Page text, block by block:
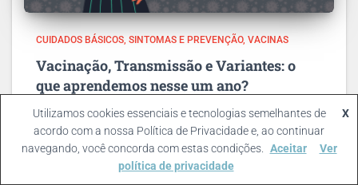
CUIDADOS BÁSICOS SINTOMAS E PREVENÇÃO VACINAS
Vacinação, Transmissão e Variantes: o
que aprendemos nesse um ano?
Por meses e meses, o que mais tínhamos em nossas
mentes quando o assunto Pandemia vinha à tona eram
perguntas e mais perguntas. Por exemplo, o vírus é
mortal? Como sei que estou infectado? Há uma
Utilizamos cookies essenciais e tecnologias semelhantes de
acordo com a nossa Política de Privacidade e, ao continuar
navegando, você concorda com estas condições.
X
Aceitar
Ver
política de privacidade